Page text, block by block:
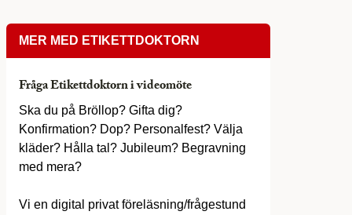
MER MED ETIKETTDOKTORN
Fråga Etikettdoktorn i videomöte
Ska du på Bröllop? Gifta dig?
Konfirmation? Dop? Personalfest? Välja
kläder? Hålla tal? Jubileum? Begravning
med mera?
Vi en digital privat föreläsning/frågestund